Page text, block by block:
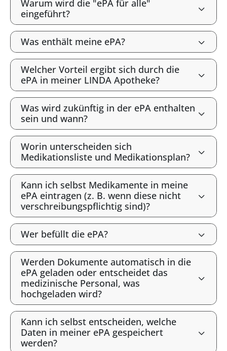
Warum wird die "ePA für alle"
eingeführt?
Was enthält meine ePA?
Welcher Vorteil ergibt sich durch die
ePA in meiner LINDA Apotheke?
Was wird zukünftig in der ePA enthalten
sein und wann?
Worin unterscheiden sich
Medikationsliste und Medikationsplan?
Kann ich selbst Medikamente in meine
ePA eintragen (z. B. wenn diese nicht
verschreibungspflichtig sind)?
Wer befüllt die ePA?
Werden Dokumente automatisch in die
ePA geladen oder entscheidet das
medizinische Personal, was
hochgeladen wird?
Kann ich selbst entscheiden, welche
Daten in meiner ePA gespeichert
werden?